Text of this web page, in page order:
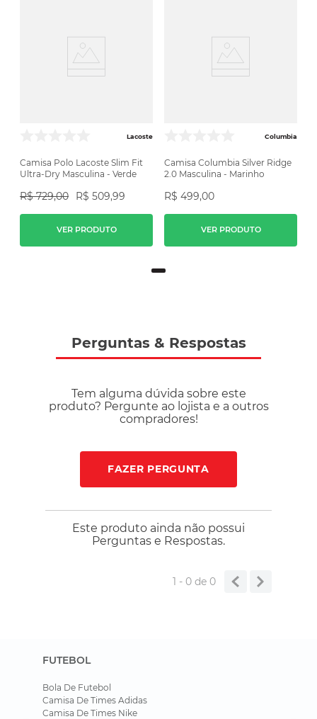
Lacoste
Camisa Polo Lacoste Slim Fit
Ultra-Dry Masculina - Verde
R$ 729,00 R$ 509,99
VER PRODUTO
Columbia
Camisa Columbia Silver Ridge
2.0 Masculina - Marinho
R$ 499,00
VER PRODUTO
Perguntas & Respostas
Tem alguma dúvida sobre este
produto? Pergunte ao lojista e a outros
compradores!
FAZER PERGUNTA
Este produto ainda não possui
Perguntas e Respostas.
1 - 0de 0
FUTEBOL
Bola De Futebol
Camisa De Times Adidas
Camisa De Times Nike